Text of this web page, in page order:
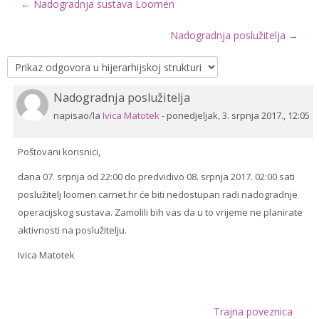
Hrvatski ‎(hr)‎
Pretraži
e-
kolegije
← Nadogradnja sustava Loomen
Nadogradnja poslužitelja →
Nadogradnja poslužitelja
napisao/la Ivica Matotek- ponedjeljak, 3. srpnja 2017., 12:05
Broj
odgovora:
Poštovani korisnici,
dana 07. srpnja od 22:00 do predvidivo 08. srpnja 2017. 02:00 sati
poslužitelj loomen.carnet.hr će biti nedostupan radi nadogradnje
operacijskog sustava. Zamolili bih vas da u to vrijeme ne planirate
aktivnosti na poslužitelju.
Ivica Matotek
Trajna poveznica